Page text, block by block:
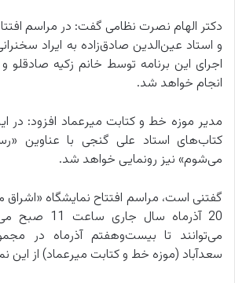
دکتر الهام نصرت نظامی گفت: در مراسم
و استاد عین‌الدین صادق‌زاده به ایراد
اجرای این برنامه توسط خانم زکیه
انجام خواهد شد.
مدیر موزه خط و کتابت میرعماد افزود: در
کتاب‌های استاد علی گنجی با عناوین
می‌شوم» نیز رونمایی خواهد شد.
گفتنی است، مراسم افتتاح نمایشگاه
20 آذرماه
می‌توانند تا بیست‌وهفتم آذرماه در
سعدآباد (موزه خط و کتابت میرعماد) از این